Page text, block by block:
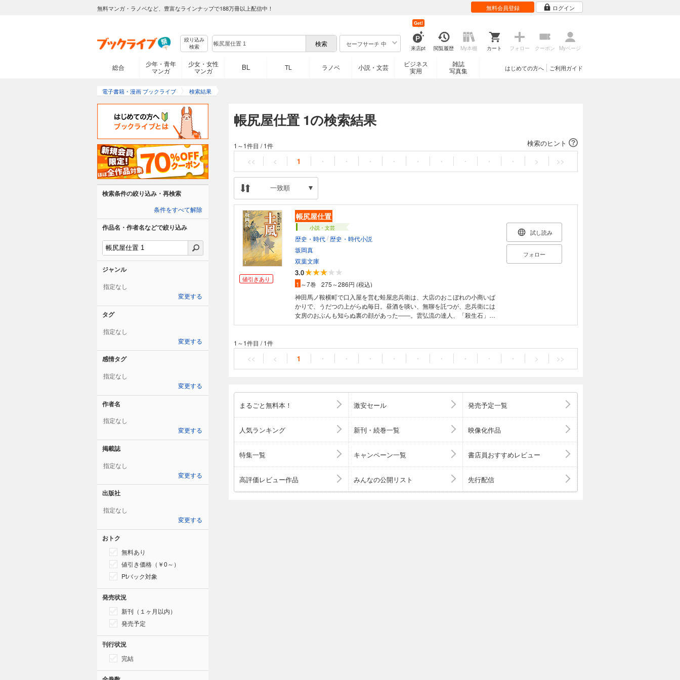
無料マンガ・ラノベなど、豊富なラインナップで188万冊以上配信中！ 無料会員登録 ログイン
絞り込み
検索
セーフサーチ 中
来店pt
Get!
閲覧履歴 My本棚 カート フォロー クーポン Myページ
総合
少年・青年
マンガ
少女・女性
マンガ
BL TL ラノベ 小説・文芸
ビジネス
実用
雑誌
写真集
ご利用ガイド
はじめての方へ
電子書籍・漫画 ブックライブ 検索結果
帳尻屋仕置 1の検索結果
検索のヒント
1～1件目 /1件
<< < 1 ・ ・ ・ ・ ・ ・ ・ ・ ・ > >>
一致順
値引きあり
帳尻屋仕置
小説・文芸
歴史・時代/ 歴史・時代小説
坂岡真
双葉文庫
3.0
1 ～7巻
275～286円 (税込)
神田馬ノ鞍横町で口入屋を営む蛙屋忠兵衛は、大店のおこぼれの小商いば
かりで、うだつの上がらぬ毎日。昼酒を啖い、無聊を託つが、忠兵衛には
女房のおぶんも知らぬ裏の顔があった――。雲弘流の達人、「殺生石」柳
左近。不傳流の若武者、琴引又四郎。そして稀代の仕掛人、「帳尻屋」忠
試し読み
フォロー
1～1件目 /1件
<< < 1 ・ ・ ・ ・ ・ ・ ・ ・ ・ > >>
まるごと無料本！ 激安セール 発売予定一覧
人気ランキング 新刊・続巻一覧 映像化作品
特集一覧 キャンペーン一覧 書店員おすすめレビュー
高評価レビュー作品 みんなの公開リスト 先行配信
検索条件の絞り込み・再検索
条件をすべて解除
作品名・作者名などで絞り込み
ジャンル
指定なし
変更する
タグ
指定なし
変更する
感情タグ
指定なし
変更する
作者名
指定なし
変更する
掲載誌
指定なし
変更する
出版社
指定なし
変更する
おトク
無料あり
値引き価格（￥0～）
Ptバック対象
発売状況
新刊（１ヶ月以内）
発売予定
刊行状況
完結